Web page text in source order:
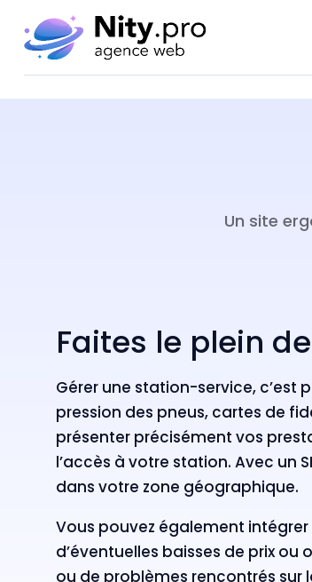
Un site
Faites le plein
Gérer une station-service, c’est
pression des pneus, cartes de
présenter précisément vos
l’accès à votre station. Avec un
dans votre zone géographique.
Vous pouvez également
d’éventuelles baisses de prix
ou de problèmes rencontrés sur